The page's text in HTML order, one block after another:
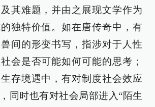
其难题，并由之展现文学作为
独特价值。如在唐传奇中，有
间的形变书写，指涉对于人性
会是否可能如何可能的思考；
存境遇中，有对制度社会效应
同时也有对社会局部进入“陌生